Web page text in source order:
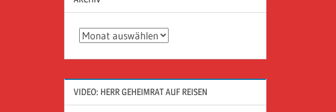
Archiv
VIDEO: HERR GEHEIMRAT AUF REISEN